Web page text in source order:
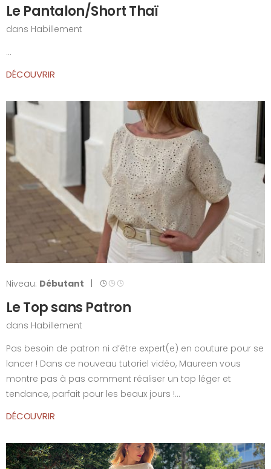
Le Pantalon/Short Thaï
dans Habillement
...
DÉCOUVRIR
Niveau: Débutant
Le Top sans Patron
dans Habillement
Pas besoin de patron ni d’être expert(e) en couture pour se
lancer ! Dans ce nouveau tutoriel vidéo, Maureen vous
montre pas à pas comment réaliser un top léger et
tendance, parfait pour les beaux jours !...
DÉCOUVRIR